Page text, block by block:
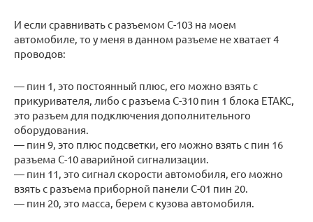
И если сравнивать с разъемом С-103 на моем
автомобиле, то у меня в данном разъеме не хватает 4
проводов:
— пин 1, это постоянный плюс, его можно взять с
прикуривателя, либо с разъема С-310 пин 1 блока ЕТАКС,
это разъем для подключения дополнительного
оборудования.
— пин 9, это плюс подсветки, его можно взять с пин 16
разъема С-10 аварийной сигнализации.
— пин 11, это сигнал скорости автомобиля, его можно
взять с разъема приборной панели С-01 пин 20.
— пин 20, это масса, берем с кузова автомобиля.